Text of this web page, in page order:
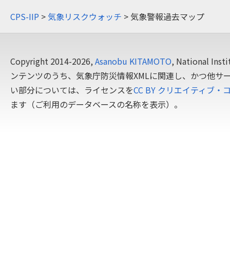
CPS-IIP >気象リスクウォッチ > 気象警報過去マップ
Copyright 2014-2026, Asanobu KITAMOTO, National
ンテンツのうち、気象庁防災情報XMLに関連し、かつ他サ
い部分については、ライセンスをCC BY クリエイティブ・
ます（ご利用のデータベースの名称を表示）。